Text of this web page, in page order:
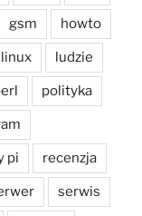
gsm howto
linux ludzie
polityka
pi recenzja
serwis